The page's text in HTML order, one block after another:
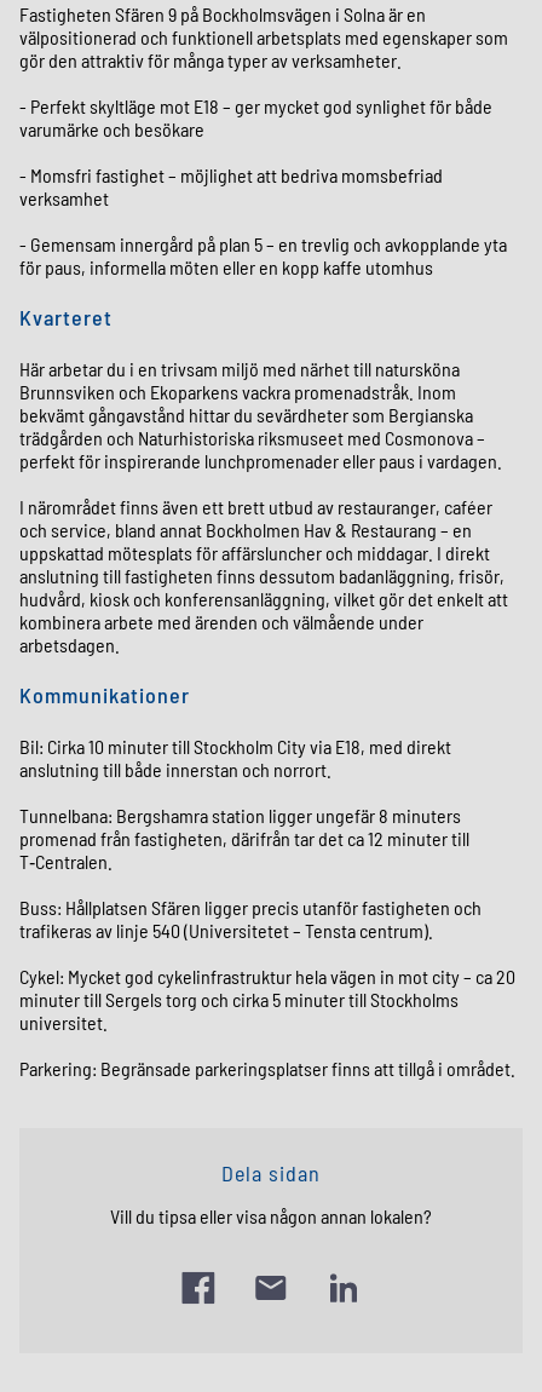
Fastigheten Sfären 9 på Bockholmsvägen i Solna är en
välpositionerad och funktionell arbetsplats med egenskaper som
gör den attraktiv för många typer av verksamheter.
- Perfekt skyltläge mot E18 – ger mycket god synlighet för både
varumärke och besökare
- Momsfri fastighet – möjlighet att bedriva momsbefriad
verksamhet
- Gemensam innergård på plan 5 – en trevlig och avkopplande yta
för paus, informella möten eller en kopp kaffe utomhus
Kvarteret
Här arbetar du i en trivsam miljö med närhet till natursköna
Brunnsviken och Ekoparkens vackra promenadstråk. Inom
bekvämt gångavstånd hittar du sevärdheter som Bergianska
trädgården och Naturhistoriska riksmuseet med Cosmonova –
perfekt för inspirerande lunchpromenader eller paus i vardagen.
I närområdet finns även ett brett utbud av restauranger, caféer
och service, bland annat Bockholmen Hav & Restaurang – en
uppskattad mötesplats för affärsluncher och middagar. I direkt
anslutning till fastigheten finns dessutom badanläggning, frisör,
hudvård, kiosk och konferensanläggning, vilket gör det enkelt att
kombinera arbete med ärenden och välmående under
arbetsdagen.
Kommunikationer
Bil: Cirka 10 minuter till Stockholm City via E18, med direkt
anslutning till både innerstan och norrort.
Tunnelbana: Bergshamra station ligger ungefär 8 minuters
promenad från fastigheten, därifrån tar det ca 12 minuter till
T‑Centralen.
Buss: Hållplatsen Sfären ligger precis utanför fastigheten och
trafikeras av linje 540 (Universitetet – Tensta centrum).
Cykel: Mycket god cykelinfrastruktur hela vägen in mot city – ca 20
minuter till Sergels torg och cirka 5 minuter till Stockholms
universitet.
Parkering: Begränsade parkeringsplatser finns att tillgå i området.
Dela sidan
Vill du tipsa eller visa någon annan lokalen?